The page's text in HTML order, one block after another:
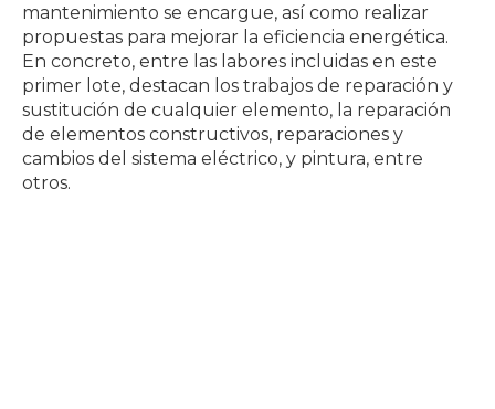
mantenimiento se encargue, así como realizar
propuestas para mejorar la eficiencia energética.
En concreto, entre las labores incluidas en este
primer lote, destacan los trabajos de reparación y
sustitución de cualquier elemento, la reparación
de elementos constructivos, reparaciones y
cambios del sistema eléctrico, y pintura, entre
otros.